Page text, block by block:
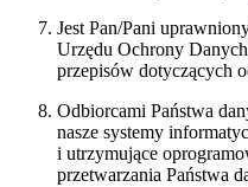
Jest Pan/Pani
Urzędu Ochrony
przepisów dotyczących
Odbiorcami Państwa
nasze systemy
i utrzymujące
przetwarzania Państwa